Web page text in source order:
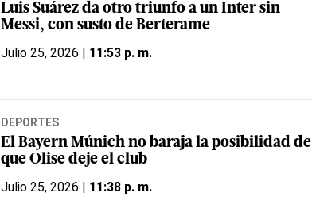
Luis Suárez da otro triunfo a un Inter sin
Messi, con susto de Berterame
Julio 25, 2026 | 11:53 p. m.
DEPORTES
El Bayern Múnich no baraja la posibilidad de
que Olise deje el club
Julio 25, 2026 | 11:38 p. m.